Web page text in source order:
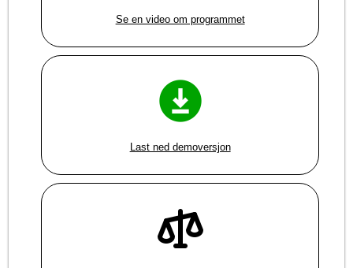
Se en video om programmet
Last ned demoversjon